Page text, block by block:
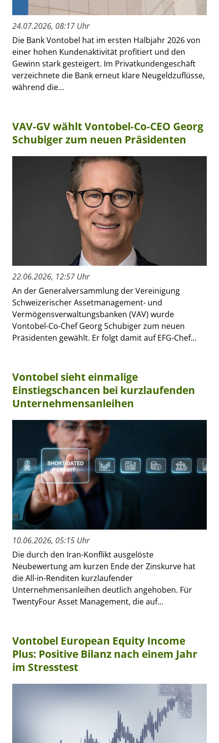
24.07.2026, 08:17 Uhr
Die Bank Vontobel hat im ersten Halbjahr 2026 von
einer hohen Kundenaktivität profitiert und den
Gewinn stark gesteigert. Im Privatkundengeschäft
verzeichnete die Bank erneut klare Neugeldzuflüsse,
während die...
VAV-GV wählt Vontobel-Co-CEO Georg
Schubiger zum neuen Präsidenten
22.06.2026, 12:57 Uhr
An der Generalversammlung der Vereinigung
Schweizerischer Assetmanagement- und
Vermögensverwaltungsbanken (VAV) wurde
Vontobel-Co-Chef Georg Schubiger zum neuen
Präsidenten gewählt. Er folgt damit auf EFG-Chef...
Vontobel sieht einmalige
Einstiegschancen bei kurzlaufenden
Unternehmensanleihen
10.06.2026, 05:15 Uhr
Die durch den Iran-Konflikt ausgelöste
Neubewertung am kurzen Ende der Zinskurve hat
die All-in-Renditen kurzlaufender
Unternehmensanleihen deutlich angehoben. Für
TwentyFour Asset Management, die auf...
Vontobel European Equity Income
Plus: Positive Bilanz nach einem Jahr
im Stresstest